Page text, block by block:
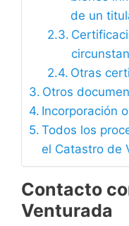
de un
Otras
Otros
Incorporación
Todos los
el Catastro de
Contacto
Venturada